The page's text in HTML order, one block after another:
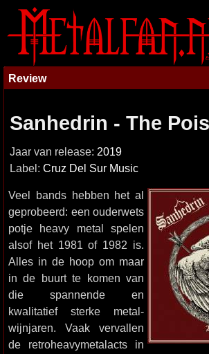
Review
Sanhedrin - The
Jaar van release: 2019
Label: Cruz Del Sur Music
Veel bands hebben het al
geprobeerd: een ouderwets
potje heavy metal spelen
alsof het 1981 of 1982 is.
Alles in de hoop om maar
in de buurt te komen van
die spannende en
kwalitatief sterke metal-
wijnjaren. Vaak vervallen
de retroheavymetalacts in